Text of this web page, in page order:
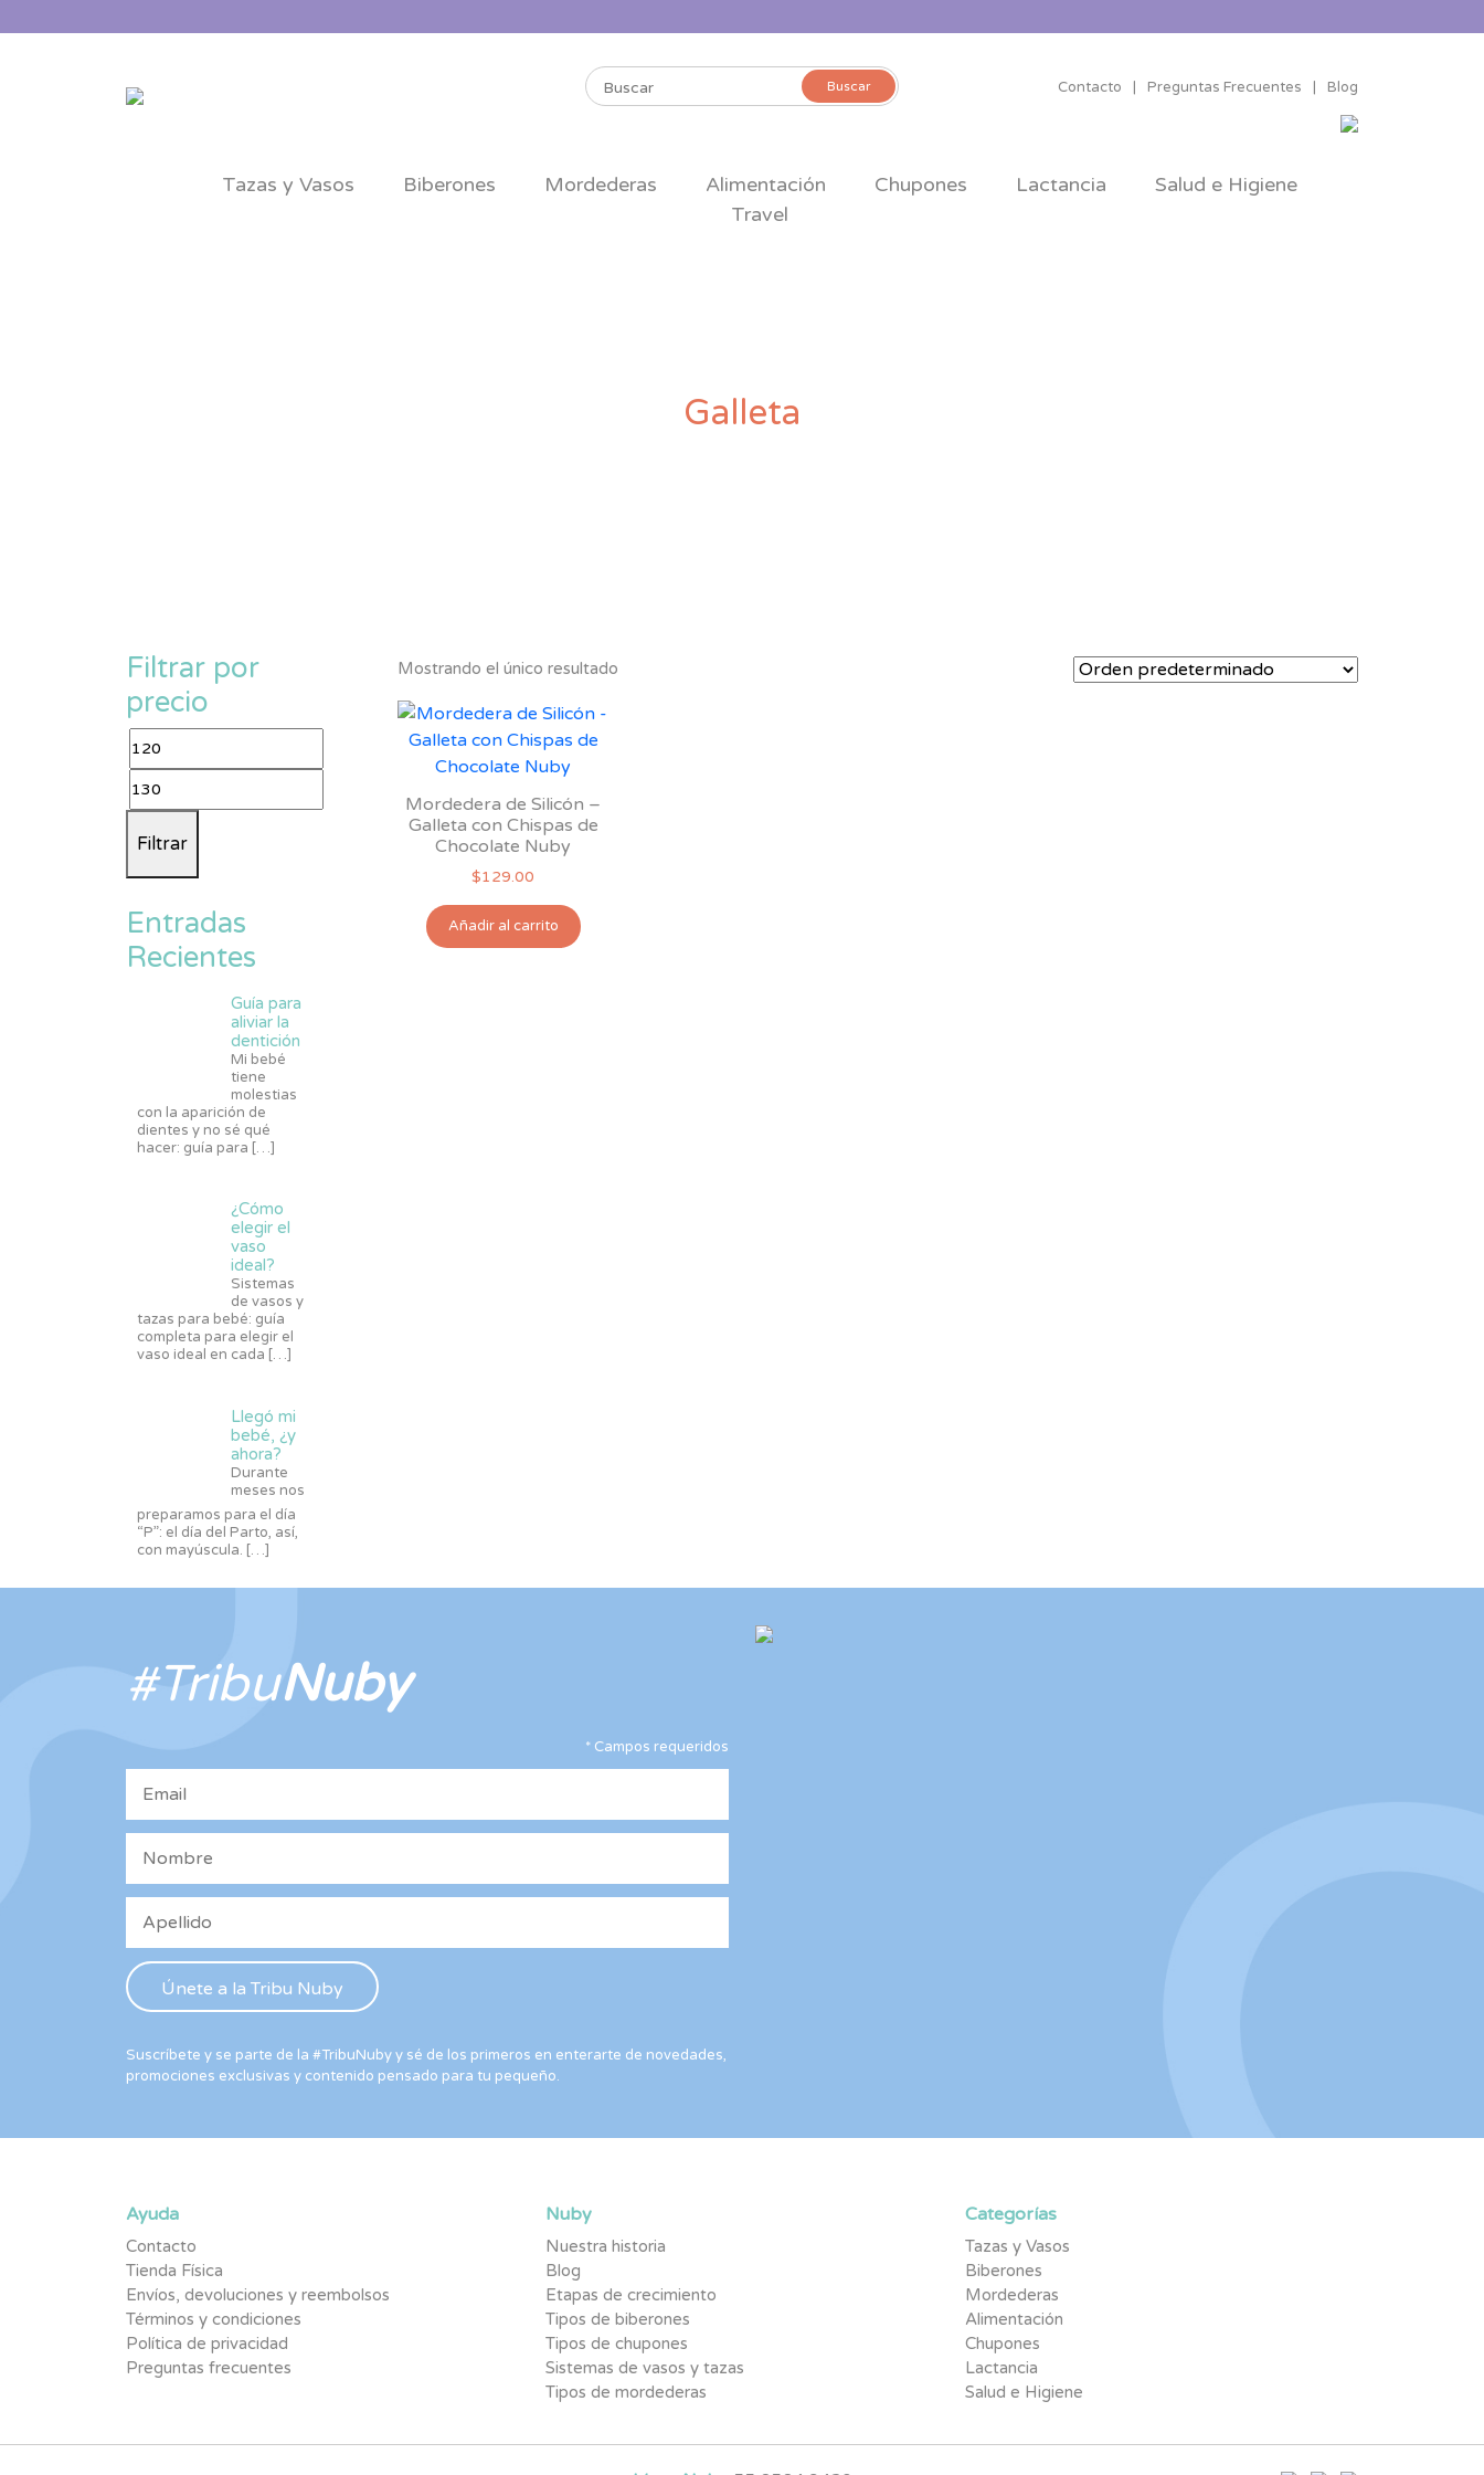
Buscar
Buscar Contacto Preguntas Frecuentes Blog
Tazas y Vasos Biberones Mordederas Alimentación Chupones Lactancia
Salud e Higiene
Travel
Galleta
Mostrando el único resultado
Mordedera de Silicón –
Galleta con Chispas de
Chocolate Nuby
$129.00
Añadir al carrito
Filtrar por
precio
Precio
mínimo
Precio
Filtrar
Entradas
Recientes
Guía para
aliviar la
dentición
Mi bebé
tiene
molestias
con la aparición de
dientes y no sé qué
hacer: guía para […]
¿Cómo
elegir el
vaso
ideal?
Sistemas
de vasos y
tazas para bebé: guía
completa para elegir el
vaso ideal en cada […]
Llegó mi
bebé, ¿y
ahora?
Durante
meses nos
preparamos para el día
“P”: el día del Parto, así,
con mayúscula. […]
#TribuNuby
* Campos requeridos
Suscríbete y se parte de la #TribuNuby y sé de los primeros en enterarte de novedades,
promociones exclusivas y contenido pensado para tu pequeño.
Ayuda
Contacto
Tienda Física
Envíos, devoluciones y reembolsos
Términos y condiciones
Política de privacidad
Preguntas frecuentes
Nuby
Nuestra historia
Blog
Etapas de crecimiento
Tipos de biberones
Tipos de chupones
Sistemas de vasos y tazas
Tipos de mordederas
Categorías
Tazas y Vasos
Biberones
Mordederas
Alimentación
Chupones
Lactancia
Salud e Higiene